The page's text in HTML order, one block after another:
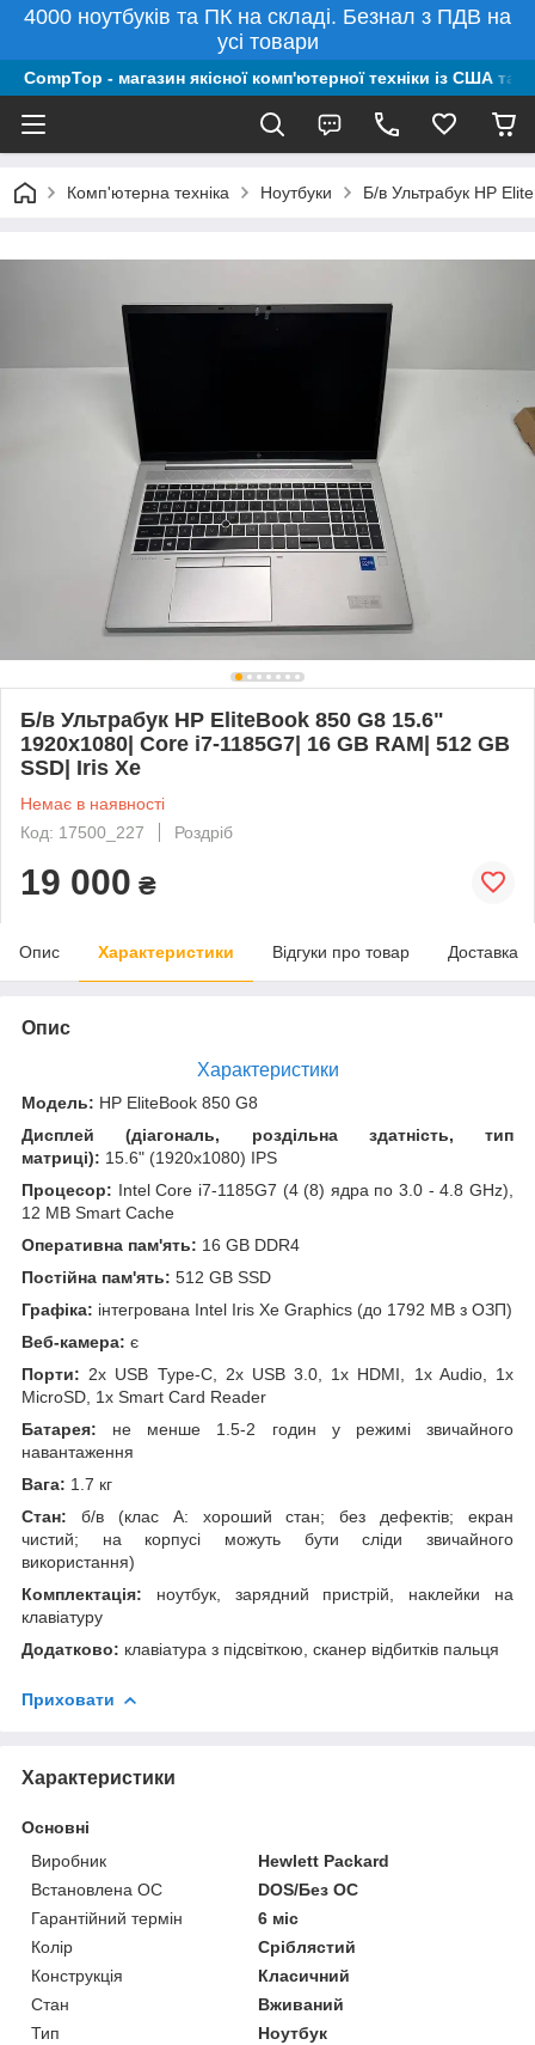
4000 ноутбуків та ПК на складі. Безнал з ПДВ на
усі товари
CompTop - магазин якісної комп'ютерної техніки із США та
Комп'ютерна техніка Ноутбуки Б/в Ультрабук HP
Б/в Ультрабук HP EliteBook 850 G8 15.6"
1920x1080| Core i7-1185G7| 16 GB RAM| 512 GB
SSD| Iris Xe
Немає в наявності
Код: 17500_227
Роздріб
19 000 ₴
Опис Характеристики Відгуки про товар Доставка
Опис
Характеристики
Модель: HP EliteBook 850 G8
Дисплей (діагональ, роздільна здатність, тип
матриці): 15.6" (1920x1080) IPS
Процесор: Intel Core i7-1185G7 (4 (8) ядра по 3.0 - 4.8 GHz),
12 MB Smart Cache
Оперативна пам'ять: 16 GB DDR4
Постійна пам'ять: 512 GB SSD
Графіка: інтегрована Intel Iris Xe Graphics (до 1792 MB з ОЗП)
Веб-камера: є
Порти: 2x USB Type-C, 2x USB 3.0, 1x HDMI, 1x Audio, 1x
MicroSD, 1x Smart Card Reader
Батарея: не менше 1.5-2 годин у режимі звичайного
навантаження
Вага: 1.7 кг
Стан: б/в (клас А: хороший стан; без дефектів; екран
чистий; на корпусі можуть бути сліди звичайного
використання)
Комплектація: ноутбук, зарядний пристрій, наклейки на
клавіатуру
Додатково: клавіатура з підсвіткою, сканер відбитків пальця
Приховати
Характеристики
Основні
Виробник
Hewlett Packard
Встановлена ОС
DOS/Без ОС
Гарантійний термін
6 міс
Колір
Сріблястий
Конструкція
Класичний
Стан
Вживаний
Тип
Ноутбук